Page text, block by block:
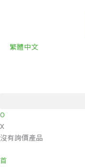
繁體中文
0
X
沒有詢價產品
首